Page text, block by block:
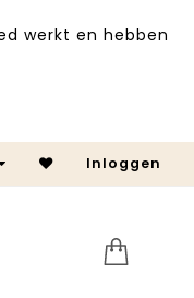
werkt en hebben
SALE
Inloggen